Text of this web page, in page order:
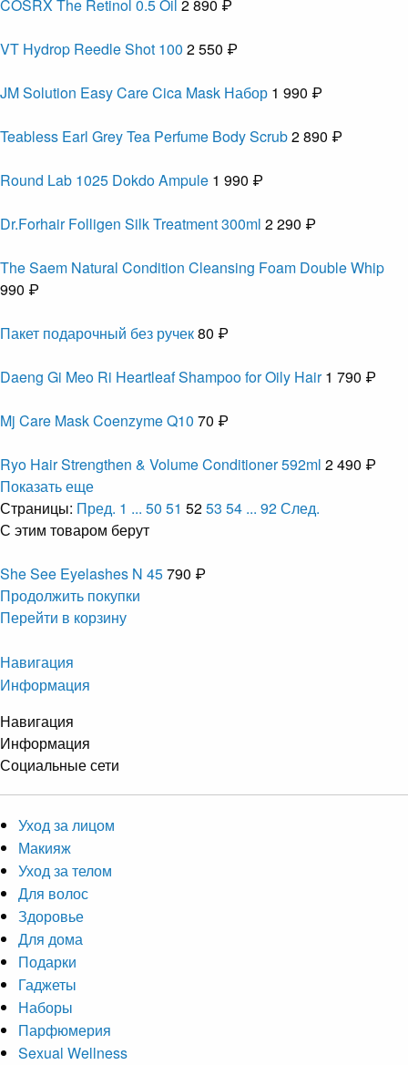
COSRX The Retinol 0.5 Oil 2 890 ₽
VT Hydrop Reedle Shot 100 2 550 ₽
JM Solution Easy Care Cica Mask Набор 1 990 ₽
Teabless Earl Grey Tea Perfume Body Scrub2 890 ₽
Round Lab 1025 Dokdo Ampule 1 990 ₽
Dr.Forhair Folligen Silk Treatment 300ml 2 290 ₽
The Saem Natural Condition Cleansing Foam Double Whip
990 ₽
Пакет подарочный без ручек80 ₽
Daeng Gi Meo Ri Heartleaf Shampoo for Oily Hair 1 790 ₽
Mj Care Mask Coenzyme Q10 70 ₽
Ryo Hair Strengthen & Volume Conditioner 592ml 2 490 ₽
Показать еще
Страницы: Пред. 1 ... 50 51 5253 54 ... 92След.
С этим товаром берут
She See Eyelashes N 45790 ₽
Продолжить покупки
Перейти в корзину
Навигация
Информация
Навигация
Информация
Социальные сети
Уход за лицом
Макияж
Уход за телом
Для волос
Здоровье
Для дома
Подарки
Гаджеты
Наборы
Парфюмерия
Sexual Wellness